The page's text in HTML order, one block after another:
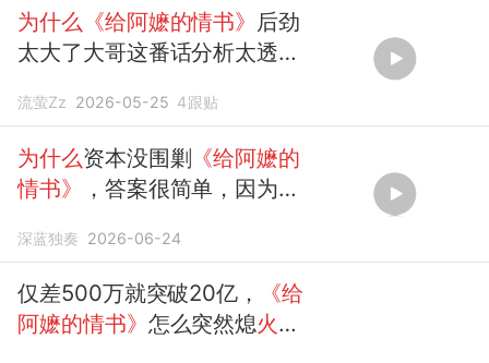
为什么《给阿嬷的情书》 后劲
太大了大哥这番话分析太透彻
流萤Zz 2026-05-25 4跟贴
为什么资本没围剿 《给阿嬷的
情书》
，答案很简单，因为没
深蓝独奏 2026-06-24
仅差500万就突破20亿，
《给
阿嬷的情书》 怎么突然熄火